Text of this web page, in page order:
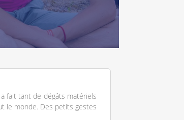
fait tant de dégâts matériels
le monde. Des petits gestes